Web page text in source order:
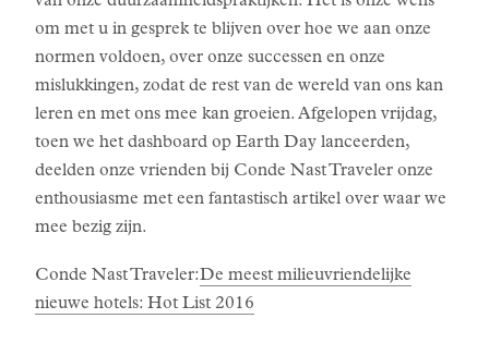
om met u in gesprek te blijven over hoe we aan onze
normen voldoen, over onze successen en onze
mislukkingen, zodat de rest van de wereld van ons kan
leren en met ons mee kan groeien. Afgelopen vrijdag,
toen we het dashboard op Earth Day lanceerden,
deelden onze vrienden bij Conde Nast Traveler onze
enthousiasme met een fantastisch artikel over waar we
mee bezig zijn.
Conde Nast Traveler:De meest milieuvriendelijke
nieuwe hotels: Hot List 2016